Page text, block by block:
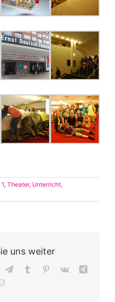
, Theater, Unterricht,
uns weiter
TelegramTumblr Pinterest
Vk
E-